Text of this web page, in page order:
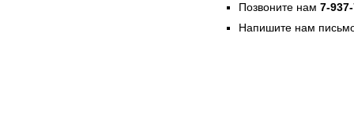
Позвоните нам 7-
Напишите нам